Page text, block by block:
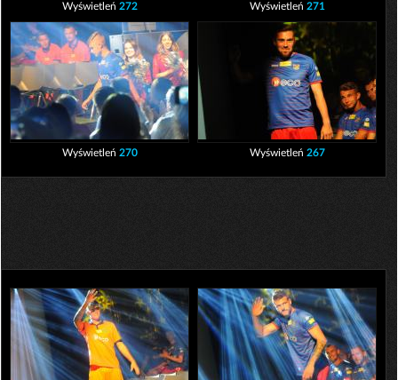
Wyświetleń 272 Wyświetleń 271
Wyświetleń 270 Wyświetleń 267